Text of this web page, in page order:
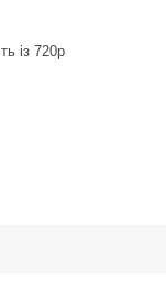
із 720p